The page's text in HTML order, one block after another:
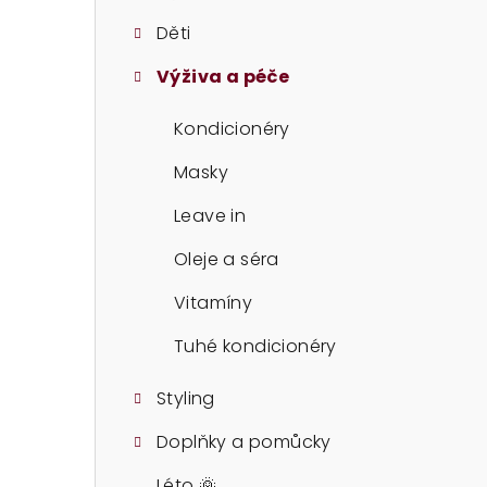
Děti
Výživa a péče
Kondicionéry
Masky
Leave in
Oleje a séra
Vitamíny
Tuhé kondicionéry
Styling
Doplňky a pomůcky